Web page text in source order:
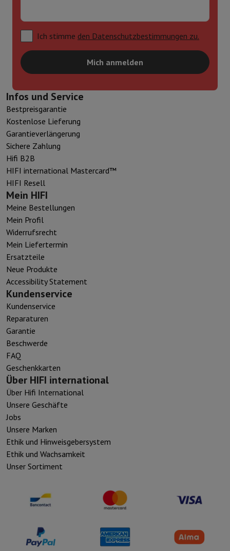
Ich stimme den Datenschutzbestimmungen zu.
Mich anmelden
Infos und Service
Bestpreisgarantie
Kostenlose Lieferung
Garantieverlängerung
Sichere Zahlung
Hifi B2B
HIFI international Mastercard™
HIFI Resell
Mein HIFI
Meine Bestellungen
Mein Profil
Widerrufsrecht
Mein Liefertermin
Ersatzteile
Neue Produkte
Accessibility Statement
Kundenservice
Kundenservice
Reparaturen
Garantie
Beschwerde
FAQ
Geschenkkarten
Über HIFI international
Über Hifi International
Unsere Geschäfte
Jobs
Unsere Marken
Ethik und Hinweisgebersystem
Ethik und Wachsamkeit
Unser Sortiment